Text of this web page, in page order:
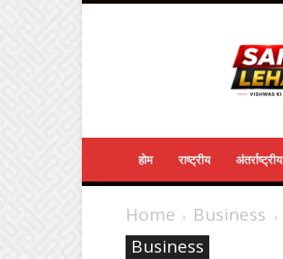
होम राष्ट्रीय अंतर्राष्ट्रीय
Home Business
Business